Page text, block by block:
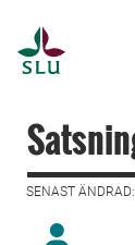
SENAST